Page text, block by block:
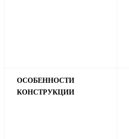
ОСОБЕННОСТИ
КОНСТРУКЦИИ